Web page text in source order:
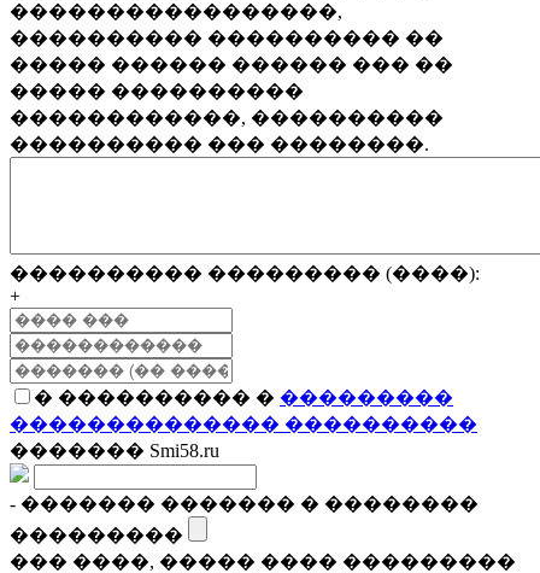
�����������������,
���������� ���������� ��
����� ������ ������ ��� ��
����� ����������
������������, ����������
���������� ��� ��������.
���������� ��������� (����):
+
� ���������� � ���������
�������������� ����������
������� Smi58.ru
- ������� ������� � ��������
���������
��� ����, ����� ���� ���������